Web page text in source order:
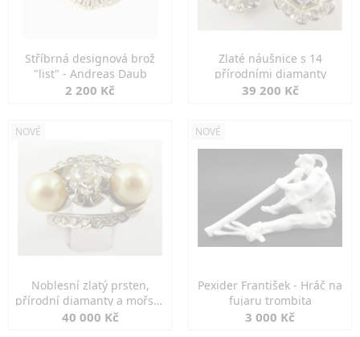
Stříbrná designová brož
"list" - Andreas Daub
2 200 Kč
Zlaté náušnice s 14
přírodními diamanty
39 200 Kč
NOVÉ
Noblesní zlatý prsten,
přírodní diamanty a mořské
perly
40 000 Kč
NOVÉ
Pexider František - Hráč na
fujaru trombita
3 000 Kč